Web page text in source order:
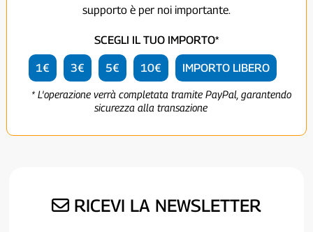
supporto è per noi importante.
SCEGLI IL TUO IMPORTO*
1€ 3€ 5€ 10€ IMPORTO LIBERO
* L'operazione verrà completata tramite PayPal, garantendo
sicurezza alla transazione
RICEVI LA NEWSLETTER